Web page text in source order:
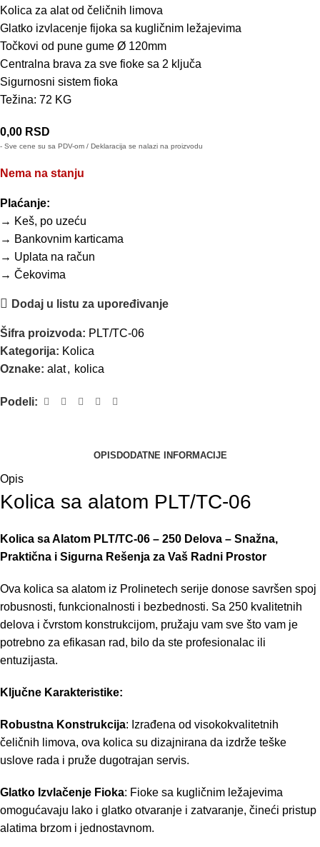
Kolica za alat od čeličnih limova
Glatko izvlacenje fijoka sa kugličnim ležajevima
Točkovi od pune gume Ø 120mm
Centralna brava za sve fioke sa 2 ključa
Sigurnosni sistem fioka
Težina: 72 KG
0,00 RSD
- Sve cene su sa PDV-om / Deklaracija se nalazi na proizvodu
Nema na stanju
Plaćanje:
→ Keš, po uzeću
→ Bankovnim karticama
→ Uplata na račun
→ Čekovima
Dodaj u listu za upoređivanje
Šifra proizvoda: PLT/TC-06
Kategorija: Kolica
Oznake: alat, kolica
Podeli:
OPIS DODATNE INFORMACIJE
Opis
Kolica sa alatom PLT/TC-06
Kolica saAlatom PLT/TC-06 – 250 Delova – Snažna,
Praktična i Sigurna Rešenja za Vaš Radni Prostor
Ova kolica sa alatom iz Prolinetech serije donose savršen spoj
robusnosti, funkcionalnosti i bezbednosti. Sa 250 kvalitetnih
delova i čvrstom konstrukcijom, pružaju vam sve što vam je
potrebno za efikasan rad, bilo da ste profesionalac ili
entuzijasta.
Ključne Karakteristike:
Robustna Konstrukcija: Izrađena od visokokvalitetnih
čeličnih limova, ova kolica su dizajnirana da izdrže teške
uslove rada i pruže dugotrajan servis.
Glatko Izvlačenje Fioka: Fioke sa kugličnim ležajevima
omogućavaju lako i glatko otvaranje i zatvaranje, čineći pristup
alatima brzom i jednostavnom.